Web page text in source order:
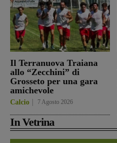
Il Terranuova Traiana
allo “Zecchini” di
Grosseto per una gara
amichevole
Calcio 7 Agosto 2026
In Vetrina